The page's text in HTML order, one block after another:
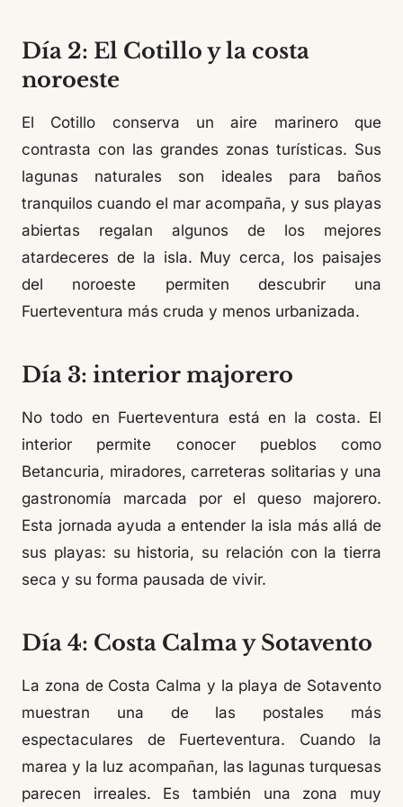
Día 2: El Cotillo y la costa
noroeste
El Cotillo conserva un aire marinero que
contrasta con las grandes zonas turísticas. Sus
lagunas naturales son ideales para baños
tranquilos cuando el mar acompaña, y sus playas
abiertas regalan algunos de los mejores
atardeceres de la isla. Muy cerca, los paisajes
del noroeste permiten descubrir una
Fuerteventura más cruda y menos urbanizada.
Día 3: interior majorero
No todo en Fuerteventura está en la costa. El
interior permite conocer pueblos como
Betancuria, miradores, carreteras solitarias y una
gastronomía marcada por el queso majorero.
Esta jornada ayuda a entender la isla más allá de
sus playas: su historia, su relación con la tierra
seca y su forma pausada de vivir.
Día 4: Costa Calma y Sotavento
La zona de Costa Calma y la playa de Sotavento
muestran una de las postales más
espectaculares de Fuerteventura. Cuando la
marea y la luz acompañan, las lagunas turquesas
parecen irreales. Es también una zona muy